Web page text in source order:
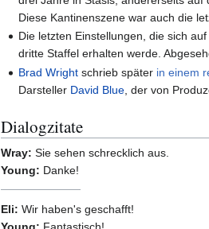
Diese Kantinenszene war auch die
Die letzten Einstellungen, die sich
dritte Staffel erhalten werde.
Brad Wright schrieb später in einem
Darsteller David Blue , der von
Dialogzitate
Wray: Sie sehen schrecklich aus.
Young: Danke!
Eli: Wir haben's geschafft!
Young: Fantastisch!